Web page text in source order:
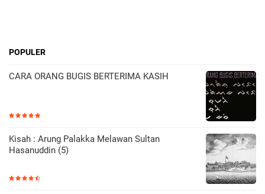
POPULER
CARA ORANG BUGIS BERTERIMA KASIH
Kisah : Arung Palakka Melawan Sultan
Hasanuddin (5)